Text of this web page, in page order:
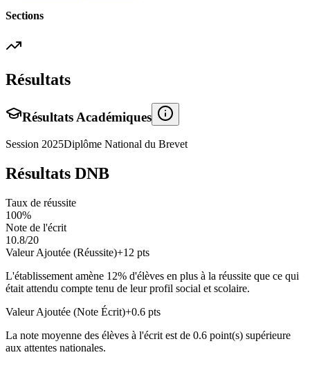
Sections
Résultats
Résultats Académiques
Session 2025Diplôme National du Brevet
Résultats DNB
Taux de réussite
100%
Note de l'écrit
10.8/20
Valeur Ajoutée (Réussite)+12 pts
L'établissement amène 12% d'élèves en plus à la réussite que ce qui
était attendu compte tenu de leur profil social et scolaire.
Valeur Ajoutée (Note Écrit)+0.6 pts
La note moyenne des élèves à l'écrit est de 0.6 point(s) supérieure
aux attentes nationales.